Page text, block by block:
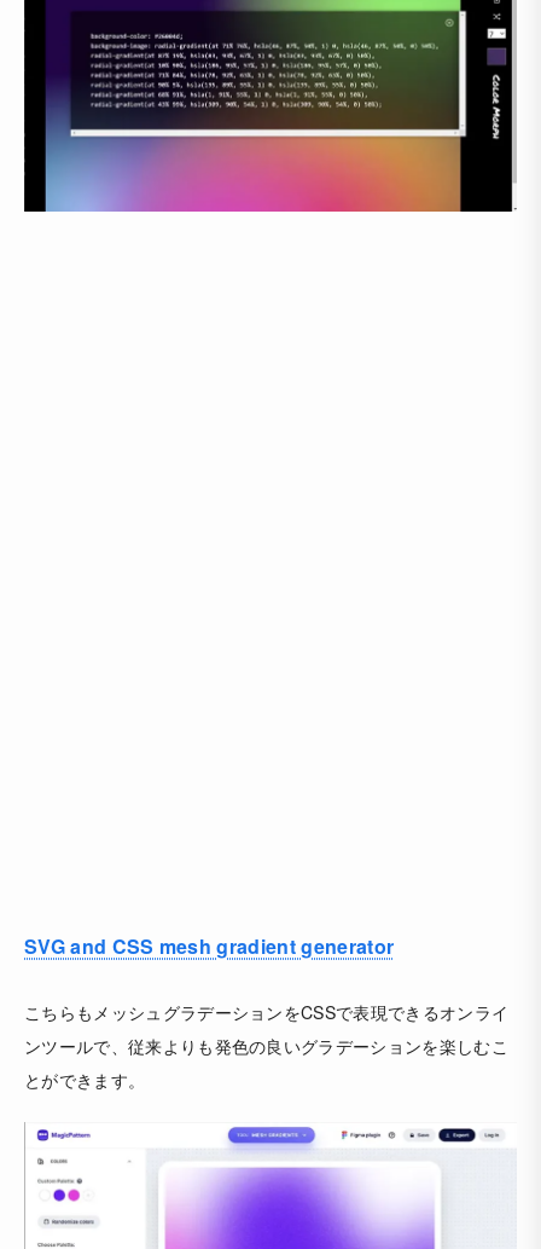
SVG and CSS mesh gradient generator
こちらもメッシュグラデーションをCSSで表現できるオンライ
ンツールで、従来よりも発色の良いグラデーションを楽しむこ
とができます。